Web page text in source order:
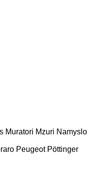
Muratori Mzuri Namyslo
Peugeot Pöttinger